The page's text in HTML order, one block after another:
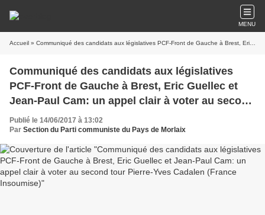
MENU
Accueil » Communiqué des candidats aux législatives PCF-Front de Gauche à Brest, Eric Guellec et Jean-Paul Cam: un appel clair à voter au second tour Pierre-Yves Cadalen (France Insoumise)
Communiqué des candidats aux législatives
PCF-Front de Gauche à Brest, Eric Guellec et
Jean-Paul Cam: un appel clair à voter au second
tour Pierre-Yves Cadalen (France Insoumise)
Publié le 14/06/2017 à 13:02
Par Section du Parti communiste du Pays de Morlaix